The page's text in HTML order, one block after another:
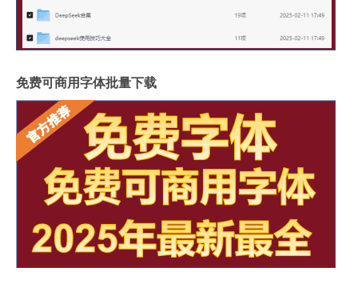
免费可商用字体批量下载